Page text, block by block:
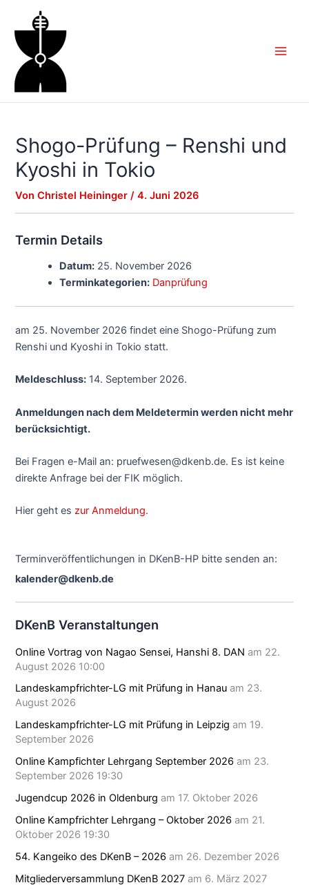
springen
Shogo-Prüfung – Renshi und
Kyoshi in Tokio
VonChristel Heininger/4. Juni 2026
Termin Details
Datum: 25. November 2026
Terminkategorien: Danprüfung
am 25. November 2026 findet eine Shogo-Prüfung zum
Renshi und Kyoshi in Tokio statt.
Meldeschluss: 14. September 2026.
Anmeldungen nach dem Meldetermin werden nicht mehr
berücksichtigt.
Bei Fragen e-Mail an: pruefwesen@dkenb.de. Es ist keine
direkte Anfrage bei der FIK möglich.
Hier geht eszur Anmeldung.
Terminveröffentlichungen in DKenB-HP bitte senden an:
kalender@dkenb.de
DKenB Veranstaltungen
Online Vortrag von Nagao Sensei, Hanshi 8. DAN am 22.
August 2026 10:00
Landeskampfrichter-LG mit Prüfung in Hanau am 23.
August 2026
Landeskampfrichter-LG mit Prüfung in Leipzig am 19.
September 2026
Online Kampfichter Lehrgang September 2026 am 23.
September 2026 19:30
Jugendcup 2026 in Oldenburg am 17. Oktober 2026
Online Kampfrichter Lehrgang – Oktober 2026 am 21.
Oktober 2026 19:30
54. Kangeiko des DKenB – 2026 am 26. Dezember 2026
Mitgliederversammlung DKenB 2027 am 6. März 2027